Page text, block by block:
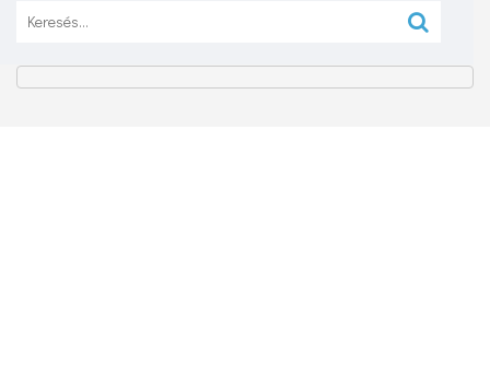
Keresés: